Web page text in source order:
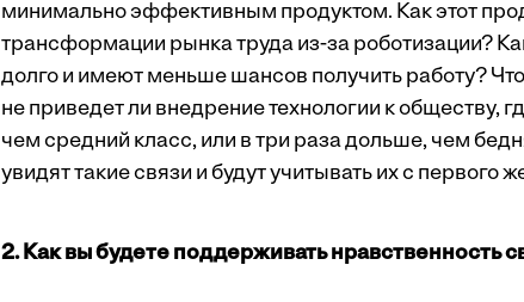
минимально эффективным продуктом. Как этот
трансформации рынка труда из-за роботизации?
долго и имеют меньше шансов получить работу?
не приведет ли внедрение технологии к обществу,
чем средний класс, или в три раза дольше, чем
увидят такие связи и будут учитывать их с первого
2. Как вы будете поддерживать нравственность